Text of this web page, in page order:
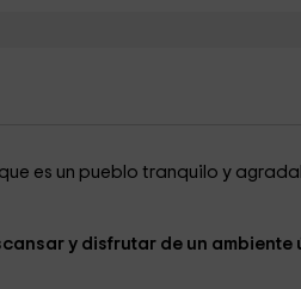
que es un pueblo tranquilo y
y disfrutar de un ambiente